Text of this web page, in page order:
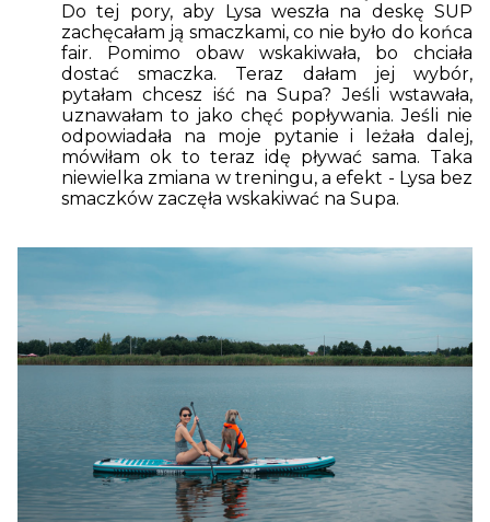
Do tej pory, aby Lysa weszła na deskę SUP
zachęcałam ją smaczkami, co nie było do końca
fair. Pomimo obaw wskakiwała, bo chciała
dostać smaczka. Teraz dałam jej wybór,
pytałam chcesz iść na Supa? Jeśli wstawała,
uznawałam to jako chęć popływania. Jeśli nie
odpowiadała na moje pytanie i leżała dalej,
mówiłam ok to teraz idę pływać sama. Taka
niewielka zmiana w treningu, a efekt - Lysa bez
smaczków zaczęła wskakiwać na Supa.